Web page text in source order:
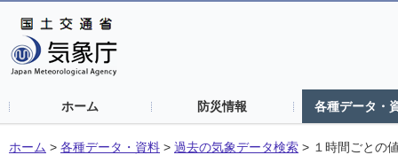
ホーム 防災情報 各種データ・
ホーム > 各種データ・資料 > 過去の気象データ検索 > １時間ごとの